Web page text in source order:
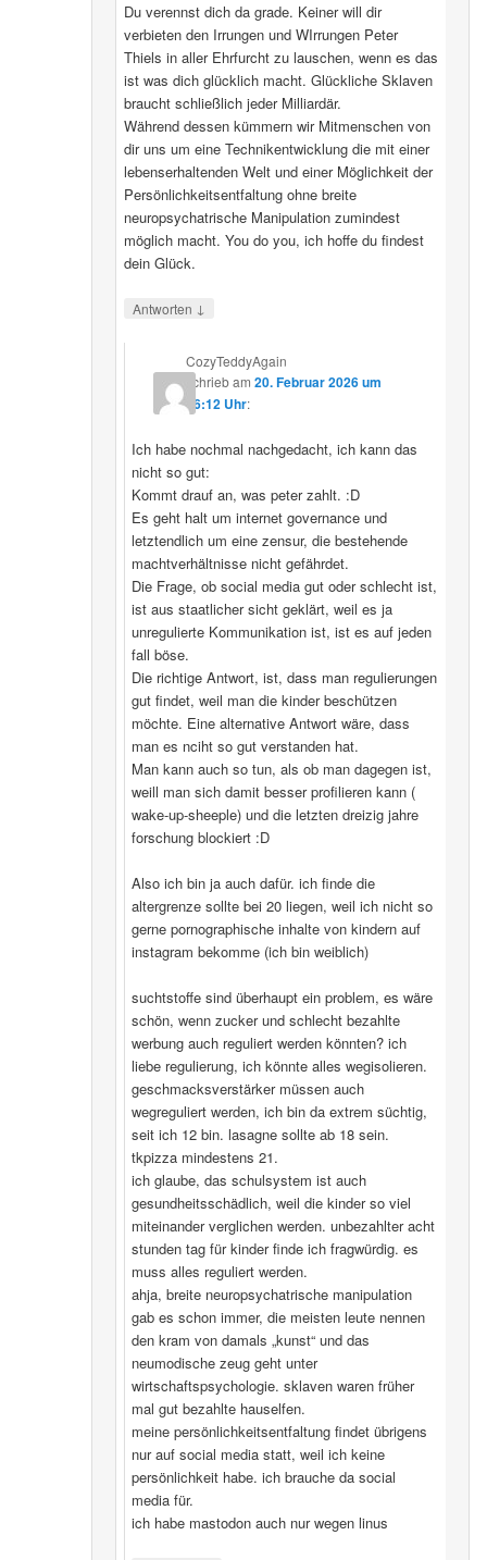
Du verennst dich da grade. Keiner will dir
verbieten den Irrungen und WIrrungen Peter
Thiels in aller Ehrfurcht zu lauschen, wenn es das
ist was dich glücklich macht. Glückliche Sklaven
braucht schließlich jeder Milliardär.
Während dessen kümmern wir Mitmenschen von
dir uns um eine Technikentwicklung die mit einer
lebenserhaltenden Welt und einer Möglichkeit der
Persönlichkeitsentfaltung ohne breite
neuropsychatrische Manipulation zumindest
möglich macht. You do you, ich hoffe du findest
dein Glück.
Antworten ↓
CozyTeddyAgain
schriebam20. Februar 2026 um
16:12 Uhr:
Ich habe nochmal nachgedacht, ich kann das
nicht so gut:
Kommt drauf an, was peter zahlt. :D
Es geht halt um internet governance und
letztendlich um eine zensur, die bestehende
machtverhältnisse nicht gefährdet.
Die Frage, ob social media gut oder schlecht ist,
ist aus staatlicher sicht geklärt, weil es ja
unregulierte Kommunikation ist, ist es auf jeden
fall böse.
Die richtige Antwort, ist, dass man regulierungen
gut findet, weil man die kinder beschützen
möchte. Eine alternative Antwort wäre, dass
man es nciht so gut verstanden hat.
Man kann auch so tun, als ob man dagegen ist,
weill man sich damit besser profilieren kann (
wake-up-sheeple) und die letzten dreizig jahre
forschung blockiert :D
Also ich bin ja auch dafür. ich finde die
altergrenze sollte bei 20 liegen, weil ich nicht so
gerne pornographische inhalte von kindern auf
instagram bekomme (ich bin weiblich)
suchtstoffe sind überhaupt ein problem, es wäre
schön, wenn zucker und schlecht bezahlte
werbung auch reguliert werden könnten? ich
liebe regulierung, ich könnte alles wegisolieren.
geschmacksverstärker müssen auch
wegreguliert werden, ich bin da extrem süchtig,
seit ich 12 bin. lasagne sollte ab 18 sein.
tkpizza mindestens 21.
ich glaube, das schulsystem ist auch
gesundheitsschädlich, weil die kinder so viel
miteinander verglichen werden. unbezahlter acht
stunden tag für kinder finde ich fragwürdig. es
muss alles reguliert werden.
ahja, breite neuropsychatrische manipulation
gab es schon immer, die meisten leute nennen
den kram von damals „kunst“ und das
neumodische zeug geht unter
wirtschaftspsychologie. sklaven waren früher
mal gut bezahlte hauselfen.
meine persönlichkeitsentfaltung findet übrigens
nur auf social media statt, weil ich keine
persönlichkeit habe. ich brauche da social
media für.
ich habe mastodon auch nur wegen linus